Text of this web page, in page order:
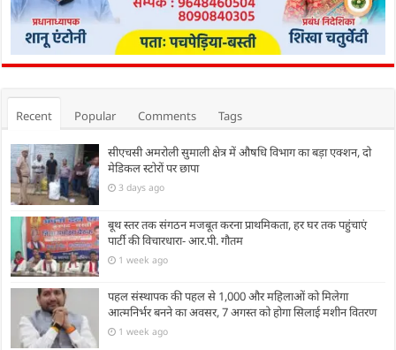
Recent Popular Comments Tags
सीएचसी अमरोली सुमाली क्षेत्र में औषधि विभाग का बड़ा एक्शन, दो
मेडिकल स्टोरों पर छापा
3 days ago
बूथ स्तर तक संगठन मजबूत करना प्राथमिकता, हर घर तक पहुंचाएं
पार्टी की विचारधारा- आर.पी. गौतम
1 week ago
पहल संस्थापक की पहल से 1,000 और महिलाओं को मिलेगा
आत्मनिर्भर बनने का अवसर, 7 अगस्त को होगा सिलाई मशीन वितरण
1 week ago